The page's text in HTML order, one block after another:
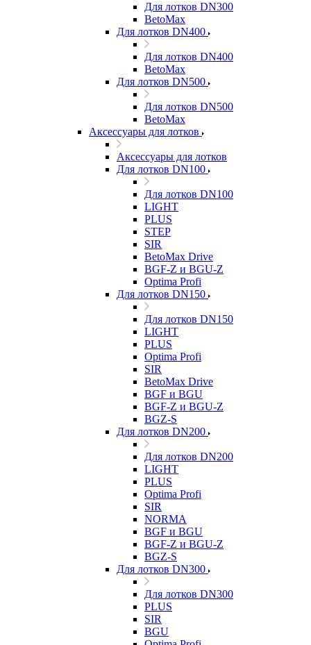
Для лотков DN300
BetoMax
Для лотков DN400
Для лотков DN400
BetoMax
Для лотков DN500
Для лотков DN500
BetoMax
Аксессуары для лотков
Аксессуары для лотков
Для лотков DN100
Для лотков DN100
LIGHT
PLUS
STEP
SIR
BetoMax Drive
BGF-Z и BGU-Z
Optima Profi
Для лотков DN150
Для лотков DN150
LIGHT
PLUS
Optima Profi
SIR
BetoMax Drive
BGF и BGU
BGF-Z и BGU-Z
BGZ-S
Для лотков DN200
Для лотков DN200
LIGHT
PLUS
Optima Profi
SIR
NORMA
BGF и BGU
BGF-Z и BGU-Z
BGZ-S
Для лотков DN300
Для лотков DN300
PLUS
SIR
BGU